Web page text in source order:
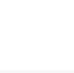
на улице
не